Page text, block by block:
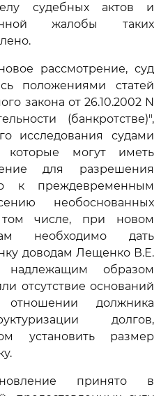
судебных актов и
жалобы таких
рассмотрение, суд
положениями статей
закона от 26.10.2002 N
(банкротстве)",
исследования судами
которые могут иметь
для разрешения
к преждевременным
необоснованных
числе, при новом
необходимо дать
доводам Лещенко В.Е.
образом
отсутствие оснований
должника
долгов,
установить размер
принято в